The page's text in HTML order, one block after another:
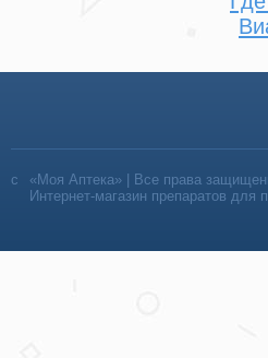
«Моя Аптека» | Все права
Интернет-магазин препаратов